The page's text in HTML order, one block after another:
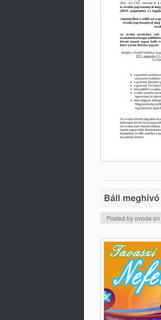
Báli meghívó
Posted byovoda on